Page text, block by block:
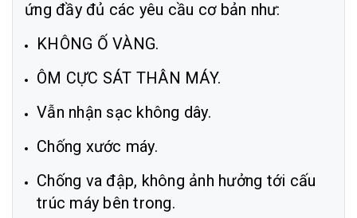
ứng đầy đủ các yêu cầu cơ bản như:
KHÔNG Ố VÀNG.
ÔM CỰC SÁT THÂN MÁY.
Vẫn nhận sạc không dây.
Chống xước máy.
Chống va đập, không ảnh hưởng tới cấu
trúc máy bên trong.